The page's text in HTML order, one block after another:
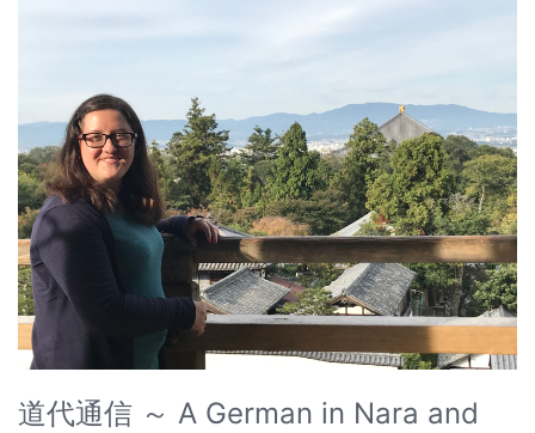
道代通信 ～ A German in Nara and